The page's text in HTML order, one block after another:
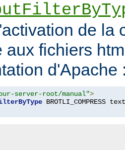
de la
aux fichiers
d'Apache
server-root/manual">
BROTLI_COMPRESS text